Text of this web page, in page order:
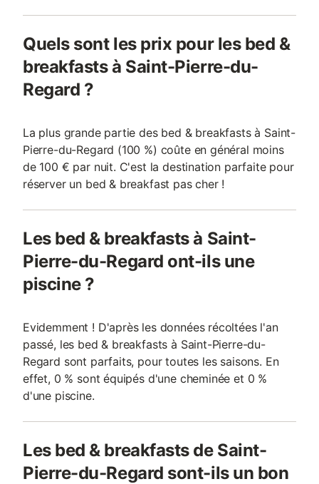
Quels sont les prix pour les bed &
breakfasts à Saint-Pierre-du-
Regard ?
La plus grande partie des bed & breakfasts à Saint-
Pierre-du-Regard (100 %) coûte en général moins
de 100 € par nuit. C'est la destination parfaite pour
réserver un bed & breakfast pas cher !
Les bed & breakfasts à Saint-
Pierre-du-Regard ont-ils une
piscine ?
Evidemment ! D'après les données récoltées l'an
passé, les bed & breakfasts à Saint-Pierre-du-
Regard sont parfaits, pour toutes les saisons. En
effet, 0 % sont équipés d'une cheminée et 0 %
d'une piscine.
Les bed & breakfasts de Saint-
Pierre-du-Regard sont-ils un bon